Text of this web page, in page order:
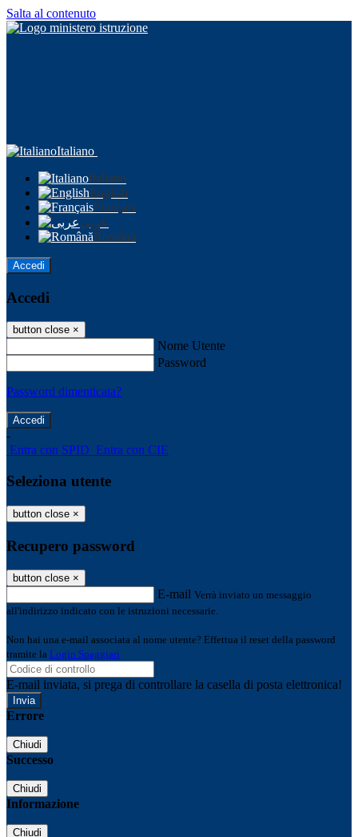
Salta al contenuto
Italiano
Italiano
English
Français
عربى
Română
Accedi
Accedi
button close ×
Nome Utente
Password
Password dimenticata?
-
Entra con SPID Entra con CIE
Seleziona utente
button close ×
Recupero password
button close ×
E-mail Verrà inviato un messaggio
all'indirizzo indicato con le istruzioni necessarie.
Non hai una e-mail associata al nome utente? Effettua il reset della password
tramite la Login Spaggiari
E-mail inviata, si prega di controllare la casella di posta elettronica!
Errore
Chiudi
Successo
Chiudi
Informazione
Chiudi